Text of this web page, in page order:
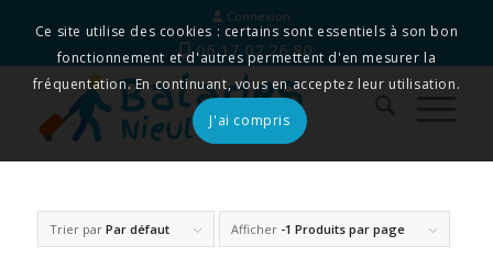
Connexion
06 17 02 26 80
Trier par Par défaut Afficher -1 Produits par page
Ce site utilise des cookies : certains sont essentiels à son bon
fonctionnement et d'autres permettent d'en mesurer la
fréquentation. En continuant, vous en acceptez leur utilisation.
J'ai compris